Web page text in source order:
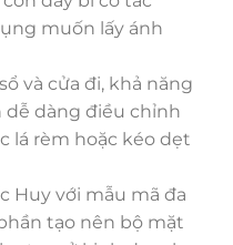
muốn lấy ánh
và cửa đi, khả năng
dễ dàng điều chỉnh
lá rèm hoặc kéo dẹt
Huy với mẫu mã đa
tạo nên bộ mặt